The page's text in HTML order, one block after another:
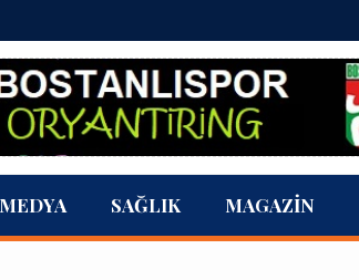
MEDYA SAĞLIK MAGAZIN